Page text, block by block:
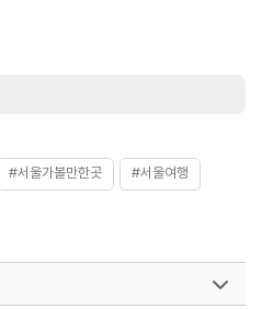
#서울가볼만한곳 #서울여행